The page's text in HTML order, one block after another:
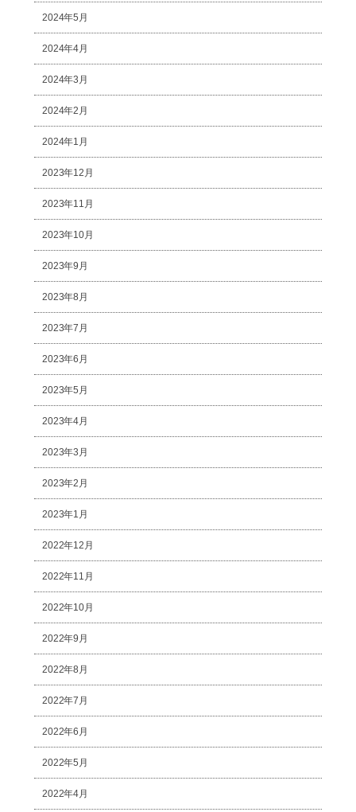
2024年5月
2024年4月
2024年3月
2024年2月
2024年1月
2023年12月
2023年11月
2023年10月
2023年9月
2023年8月
2023年7月
2023年6月
2023年5月
2023年4月
2023年3月
2023年2月
2023年1月
2022年12月
2022年11月
2022年10月
2022年9月
2022年8月
2022年7月
2022年6月
2022年5月
2022年4月